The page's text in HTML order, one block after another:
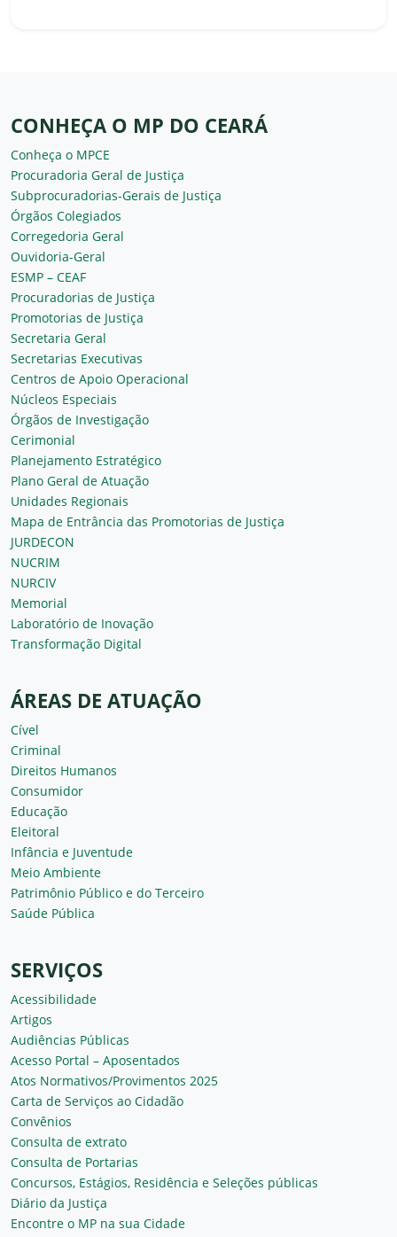
CONHEÇA O MP DO CEARÁ
Conheça o MPCE
Procuradoria Geral de Justiça
Subprocuradorias-Gerais de Justiça
Órgãos Colegiados
Corregedoria Geral
Ouvidoria-Geral
ESMP – CEAF
Procuradorias de Justiça
Promotorias de Justiça
Secretaria Geral
Secretarias Executivas
Centros de Apoio Operacional
Núcleos Especiais
Órgãos de Investigação
Cerimonial
Planejamento Estratégico
Plano Geral de Atuação
Unidades Regionais
Mapa de Entrância das Promotorias de Justiça
JURDECON
NUCRIM
NURCIV
Memorial
Laboratório de Inovação
Transformação Digital
ÁREAS DE ATUAÇÃO
Cível
Criminal
Direitos Humanos
Consumidor
Educação
Eleitoral
Infância e Juventude
Meio Ambiente
Patrimônio Público e do Terceiro
Saúde Pública
SERVIÇOS
Acessibilidade
Artigos
Audiências Públicas
Acesso Portal – Aposentados
Atos Normativos/Provimentos 2025
Carta de Serviços ao Cidadão
Convênios
Consulta de extrato
Consulta de Portarias
Concursos, Estágios, Residência e Seleções públicas
Diário da Justiça
Encontre o MP na sua Cidade